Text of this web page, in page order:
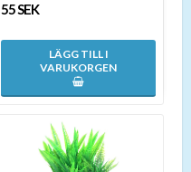
55 SEK
LÄGG TILL I
VARUKORGEN